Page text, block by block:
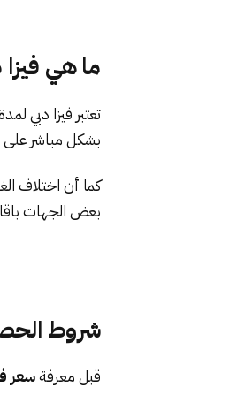
ما هي فيزا دبي 14 يوم ولماذا
بشكل مباشر على
كما أن اختلاف
بعض الجهات
شروط
قبل معرفةسعر